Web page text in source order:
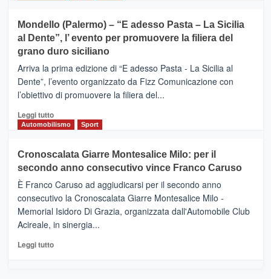
e
messaggi
di
CASTIGLIONE
DI
SICILIA
(Ct)
–
Il
Borgo
Gusto,
il
tra
sapori
vicoli
medievali
Mondello (Palermo) – “E adesso Pasta – La Sicilia
al Dente”, l’ evento per promuovere la filiera del
grano duro siciliano
Arriva la prima edizione di “E adesso Pasta - La Sicilia al
Dente”, l’evento organizzato da Fizz Comunicazione con
l’obiettivo di promuovere la filiera del...
Leggi tuttoLeggi
di
Mondello
(Palermo)
–
“E
adesso
Pasta
–
Sicilia
Automobilismo Sport
Cronoscalata Giarre Montesalice Milo: per il
secondo anno consecutivo vince Franco Caruso
È Franco Caruso ad aggiudicarsi per il secondo anno
consecutivo la Cronoscalata Giarre Montesalice Milo -
Memorial Isidoro Di Grazia, organizzata dall'Automobile Club
Acireale, in sinergia...
Leggi tuttoLeggi